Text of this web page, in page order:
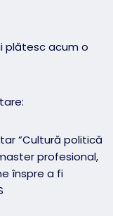
plătesc acum o
”Cultură politică
profesional,
înspre a fi